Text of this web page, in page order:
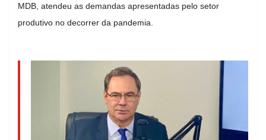
MDB, atendeu as demandas apresentadas pelo setor
produtivo no decorrer da pandemia.